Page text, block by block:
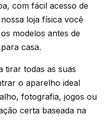
com fácil acesso de
loja física você
modelos antes de
casa.
tirar todas as suas
o aparelho ideal
fotografia, jogos ou
certa baseada na